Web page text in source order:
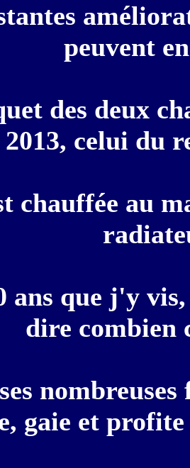
peuvent
des deux
2013, celui du
chauffée au
ans que j'y
dire combien
gaie et